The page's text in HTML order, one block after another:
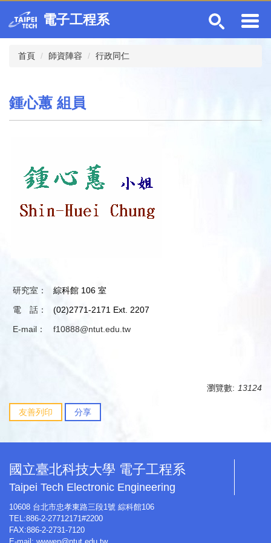
到
電子工程系
首頁 師資陣容 行政同仁
鍾心蕙 組員
研究室：
綜科館 106 室
電 話：
(02)2771-2171 Ext. 2207
E-mail：
f10888@ntut.edu.tw
瀏覽數: 13124
友善列印 分享
國立臺北科技大學 電子工程系
Taipei Tech Electronic Engineering
10608 台北市忠孝東路三段1號 綜科館106
TEL:886-2-27712171#2200
FAX:886-2-2731-7120